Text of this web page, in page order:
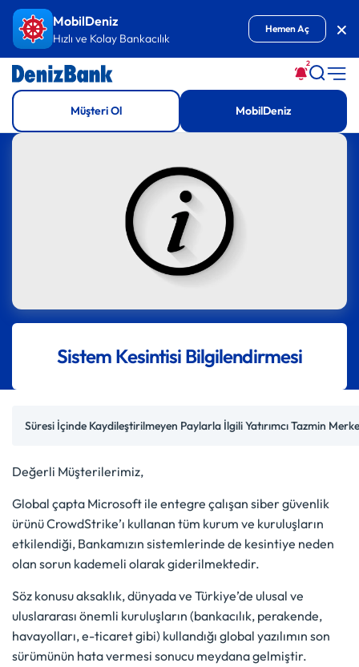
İçeriğe GitMobilDeniz
Hızlı ve Kolay Bankacılık
Hemen Aç
2
Müşteri Ol MobilDeniz
Sistem Kesintisi Bilgilendirmesi
Süresi İçinde Kaydileştirilmeyen Paylarla İlgili Yatırımcı Tazmin
Değerli Müşterilerimiz,
Global çapta Microsoft ile entegre çalışan siber güvenlik
ürünü CrowdStrike’ı kullanan tüm kurum ve kuruluşların
etkilendiği, Bankamızın sistemlerinde de kesintiye neden
olan sorun kademeli olarak giderilmektedir.
Söz konusu aksaklık, dünyada ve Türkiye’de ulusal ve
uluslararası önemli kuruluşların (bankacılık, perakende,
havayolları, e-ticaret gibi) kullandığı global yazılımın son
sürümünün hata vermesi sonucu meydana gelmiştir.